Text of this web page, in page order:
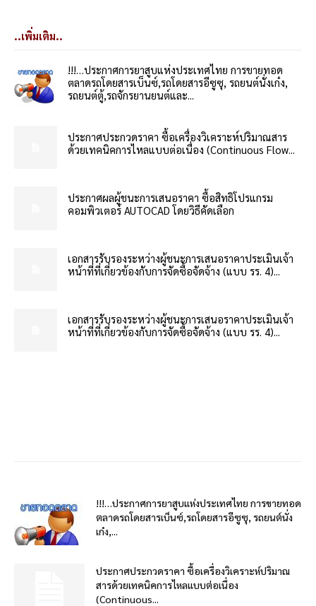
..เพิ่มเติม..
!!!…ประกาศการยาสูบแห่งประเทศไทย การขายทอด
ตลาดรถโดยสารเบ็นซ์,รถโดยสารอีซูซุ, รถยนต์นั่งเก๋ง,
รถยนต์ตู้,รถจักรยานยนต์และ...
ประกาศประกวดราคา ซื้อเครื่องวิเคราะห์ปริมาณสาร
ด้วยเทคนิคการไหลแบบต่อเนื่อง (Continuous Flow...
ประกาศผลผู้ชนะการเสนอราคา ซื้อสิทธิโปรแกรม
คอมพิวเตอร์ AUTOCAD โดยวิธีคัดเลือก
เอกสารรับรองระหว่างผู้ชนะการเสนอราคาประเมินเจ้า
หน้าที่ที่เกี่ยวข้องกับการจัดซื้อจัดจ้าง (แบบ รร. 4)...
เอกสารรับรองระหว่างผู้ชนะการเสนอราคาประเมินเจ้า
หน้าที่ที่เกี่ยวข้องกับการจัดซื้อจัดจ้าง (แบบ รร. 4)...
!!!…ประกาศการยาสูบแห่งประเทศไทย การขายทอด
ตลาดรถโดยสารเบ็นซ์,รถโดยสารอีซูซุ, รถยนต์นั่ง
เก๋ง,...
ประกาศประกวดราคา ซื้อเครื่องวิเคราะห์ปริมาณ
สารด้วยเทคนิคการไหลแบบต่อเนื่อง
(Continuous...